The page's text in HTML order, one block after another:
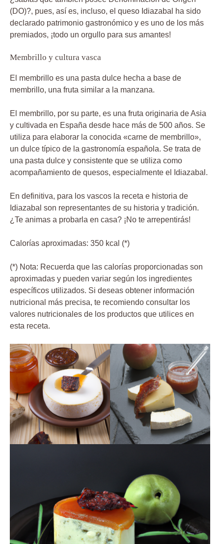
(DO)?, pues, así es, incluso, el queso Idiazabal ha sido
declarado patrimonio gastronómico y es uno de los más
premiados, ¡todo un orgullo para sus amantes!
Membrillo y cultura vasca
El membrillo es una pasta dulce hecha a base de
membrillo, una fruta similar a la manzana.
El membrillo, por su parte, es una fruta originaria de Asia
y cultivada en España desde hace más de 500 años. Se
utiliza para elaborar la conocida «carne de membrillo»,
un dulce típico de la gastronomía española. Se trata de
una pasta dulce y consistente que se utiliza como
acompañamiento de quesos, especialmente el Idiazabal.
En definitiva, para los vascos la receta e historia de
Idiazabal son representantes de su historia y tradición.
¿Te animas a probarla en casa? ¡No te arrepentirás!
Calorías aproximadas: 350 kcal (*)
(*) Nota: Recuerda que las calorías proporcionadas son
aproximadas y pueden variar según los ingredientes
específicos utilizados. Si deseas obtener información
nutricional más precisa, te recomiendo consultar los
valores nutricionales de los productos que utilices en
esta receta.